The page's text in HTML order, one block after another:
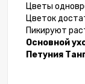
Цветы
Цветок
Пикируют
Основной
Петуния